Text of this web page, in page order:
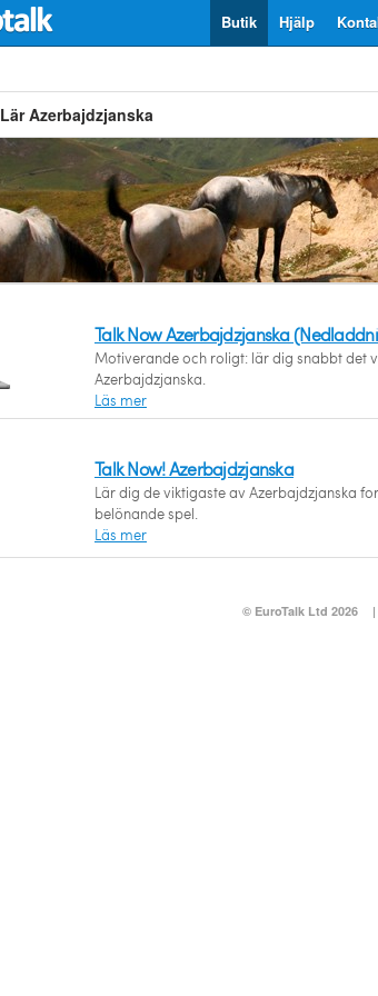
Hjälp
Butik
Lär Azerbajdzjanska
Talk Now Azerbajdzjanska
Motiverande och roligt: lär dig snabbt det
Azerbajdzjanska.
Läs mer
Talk Now! Azerbajdzjanska
Lär dig de viktigaste av Azerbajdzjanska
belönande spel.
Läs mer
© EuroTalk Ltd 2026 |